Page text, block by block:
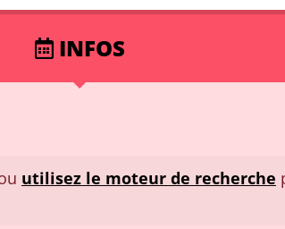
INFOS
utilisez le moteur de recherche